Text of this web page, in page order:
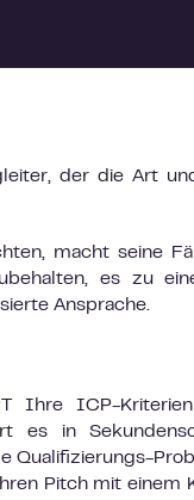
der die Art
macht seine
es zu
Ansprache.
Ihre ICP-
es in
Qualifizierungs-
Pitch mit einem